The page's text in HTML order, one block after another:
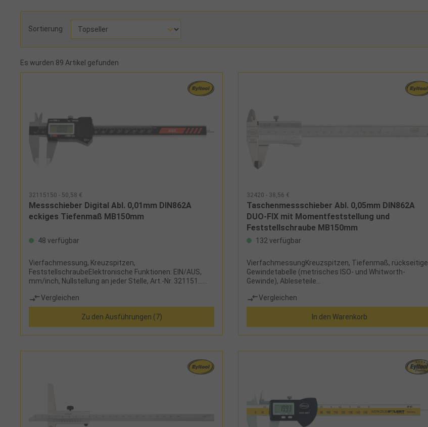
Sortierung
Es wurden 89 Artikel gefunden
32115150 - 50,58 €
Messschieber Digital Abl. 0,01mm DIN862A
eckiges Tiefenmaß MB150mm
48 verfügbar
Vierfachmessung, Kreuzspitzen,
FeststellschraubeElektronische Funktionen: EIN/AUS,
mm/inch, Nullstellung an jeder Stelle, Art.-Nr. 321151...
FunktionLieferumfang:Messschieber, Knopfzelle CR2032
und Etui
Vergleichen
Zu den Ausführungen (7)
32420 - 38,56 €
Taschenmessschieber Abl. 0,05mm DIN862A
DUO-FIX mit Momentfeststellung und
Feststellschraube MB150mm
132 verfügbar
VierfachmessungKreuzspitzen, Tiefenmaß, rückseitige
Gewindetabelle (metrisches ISO- und Whitworth-
Gewinde), Ableseteile
Vergleichen
In den Warenkorb